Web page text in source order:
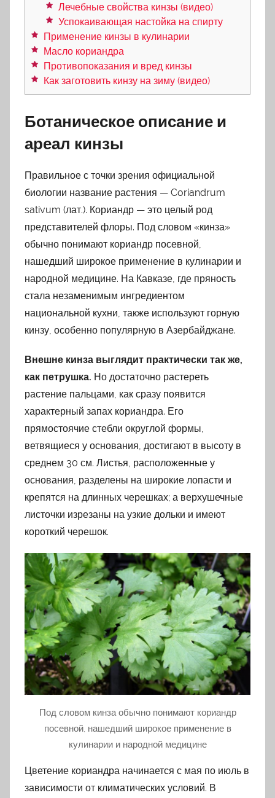
Лечебные свойства кинзы (видео)
Успокаивающая настойка на спирту
Применение кинзы в кулинарии
Масло кориандра
Противопоказания и вред кинзы
Как заготовить кинзу на зиму (видео)
Ботаническое описание и
ареал кинзы
Правильное с точки зрения официальной
биологии название растения — Coriandrum
sativum (лат.). Кориандр — это целый род
представителей флоры. Под словом «кинза»
обычно понимают кориандр посевной,
нашедший широкое применение в кулинарии и
народной медицине. На Кавказе, где пряность
стала незаменимым ингредиентом
национальной кухни, также используют горную
кинзу, особенно популярную в Азербайджане.
Внешне кинза выглядит практически так же,
как петрушка. Но достаточно растереть
растение пальцами, как сразу появится
характерный запах кориандра. Его
прямостоячие стебли округлой формы,
ветвящиеся у основания, достигают в высоту в
среднем 30 см. Листья, расположенные у
основания, разделены на широкие лопасти и
крепятся на длинных черешках; а верхушечные
листочки изрезаны на узкие дольки и имеют
короткий черешок.
Под словом кинза обычно понимают кориандр
посевной, нашедший широкое применение в
кулинарии и народной медицине
Цветение кориандра начинается с мая по июль в
зависимости от климатических условий. В